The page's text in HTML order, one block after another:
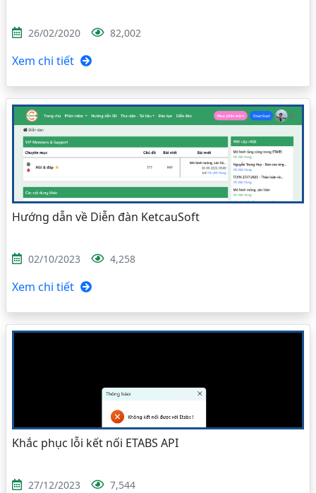
26/02/2020 82,002
Xem chi tiết
Hướng dẫn về Diễn đàn KetcauSoft
02/10/2023 4,258
Xem chi tiết
Khắc phục lỗi kết nối ETABS API
27/12/2023 7,544